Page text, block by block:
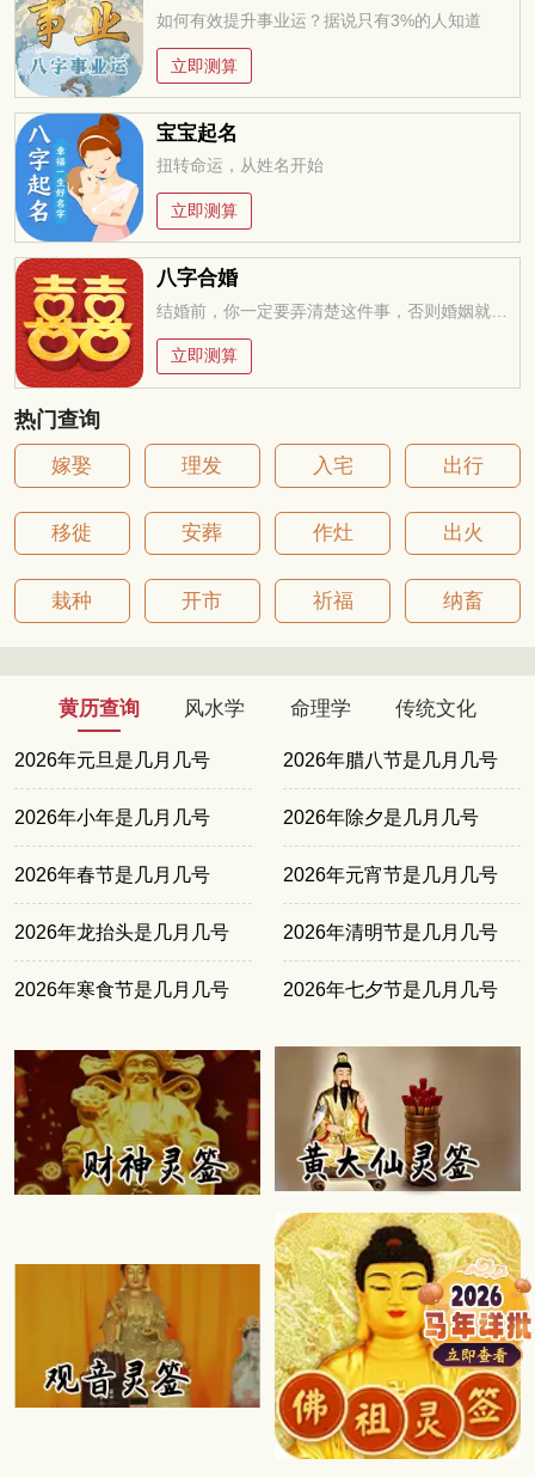
如何有效提升事业运？据说只有3%的人知道
立即测算
宝宝起名
扭转命运，从姓名开始
立即测算
八字合婚
立即测算
热门查询
嫁娶 理发 入宅 出行
移徙 安葬 作灶 出火
栽种 开市 祈福 纳畜
黄历查询 风水学 命理学 传统文化
2026年元旦是几月几号 2026年腊八节是几月几号
2026年小年是几月几号 2026年除夕是几月几号
2026年春节是几月几号 2026年元宵节是几月几号
2026年龙抬头是几月几号 2026年清明节是几月几号
2026年寒食节是几月几号 2026年七夕节是几月几号